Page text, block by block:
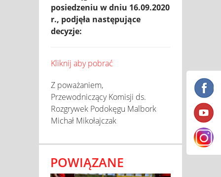
posiedzeniu w dniu 16.09.2020
r., podjęła następujące
decyzje:
Kliknij aby pobrać
Z poważaniem,
Przewodniczący Komisji ds.
Rozgrywek Podokęgu Malbork
Michał Mikołajczak
POWIĄZANE